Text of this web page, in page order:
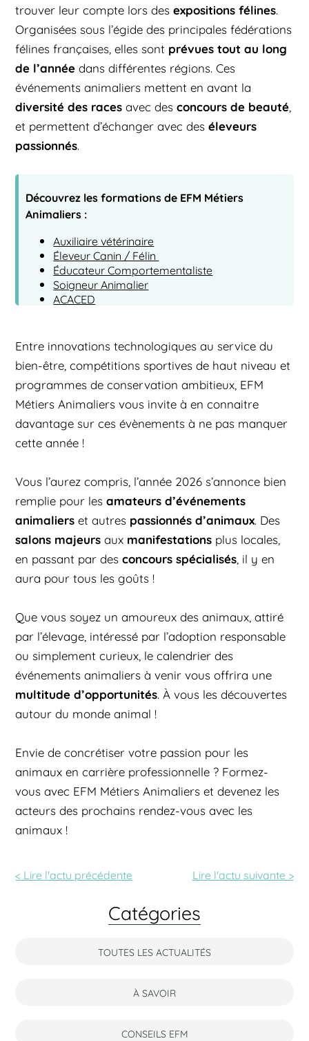
trouver leur compte lors desexpositions félines.
Organisées sous l’égide des principales fédérations
félines françaises, elles sont prévues tout au long
de l’année dans différentes régions. Ces
événements animaliers mettent en avant la
diversité des races avec desconcours de beauté
et permettent d’échanger avec deséleveurs
passionnés.
Découvrez les formations de EFM Métiers
Animaliers :
Auxiliaire vétérinaire
Éleveur Canin / Félin
Éducateur Comportementaliste
Soigneur Animalier
ACACED
Entre innovations technologiques au service du
bien-être, compétitions sportives de haut niveau et
programmes de conservation ambitieux, EFM
Métiers Animaliers vous invite à en connaitre
davantage sur ces évènements à ne pas manquer
cette année !
Vous l’aurez compris, l’année 2026 s’annonce bien
remplie pour lesamateurs d’événements
animaliers et autres passionnés d’animaux. Des
salons majeurs aux manifestations plus locales,
en passant par desconcours spécialisés , il y en
aura pour tous les goûts !
Que vous soyez un amoureux des animaux, attiré
par l’élevage, intéressé par l’adoption responsable
ou simplement curieux, le calendrier des
événements animaliers à venir vous offrira une
multitude d’opportunités. À vous les découvertes
autour du monde animal !
Envie de concrétiser votre passion pour les
animaux en carrière professionnelle ? Formez-
vous avec EFM Métiers Animaliers et devenez les
acteurs des prochains rendez-vous avec les
animaux !
< Lire l'actu précédente Lire l'actu suivante >
Catégories
TOUTES LES ACTUALITÉS
À SAVOIR
CONSEILS EFM